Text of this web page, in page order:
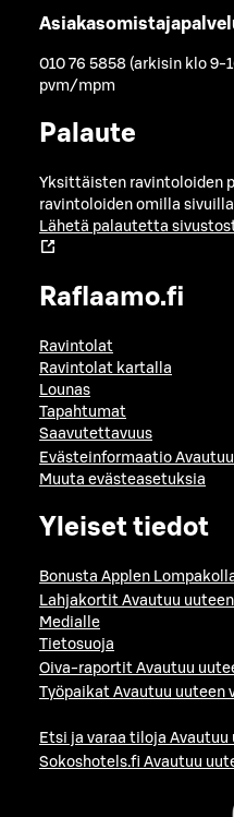
010 76 5858 (arkisin klo 9-
pvm/mpm
Palaute
Yksittäisten ravintoloiden
ravintoloiden omilla
Lähetä palautetta
Raflaamo.fi
Ravintolat
Ravintolat kartalla
Lounas
Tapahtumat
Saavutettavuus
Evästeinformaatio
Muuta evästeasetuksia
Yleiset tiedot
Bonusta Applen
Lahjakortit Avautuu
Medialle
Tietosuoja
Oiva-raportit Avautuu
Työpaikat Avautuu uuteen
Etsi ja varaa tiloja Avautuu
Sokoshotels.fi Avautuu